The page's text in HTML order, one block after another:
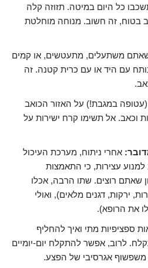
כל היום במיטה. תזוזה קלה
בטוח, זה חשוב. מנוחה מוחלטת
משתעלים, מתעטשים, או קמים
עם היד או עם כרית קטנה. זה
במגבת!) על האזור הכואב
וכאב. אל תשימו קרח ישירות על
אחרי ניתוח, מערכת העיכול
עצירות, כי התאמצות
שאתם רוצים. שתו הרבה, אכלו
ירקות, דגנים מלאים), ואולי
את הרופא).
ספציפיות מתי ואיך להחליף
לרוב, אפשר להתקלח יום-יומיים
משפשוף אגרסיבי של הפצע.